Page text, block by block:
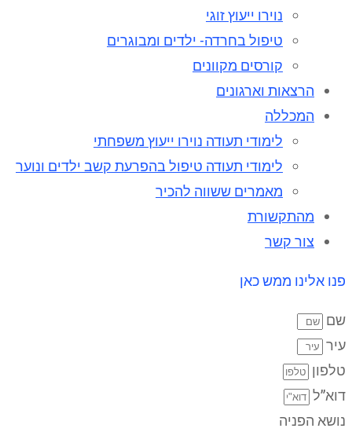
נוירו ייעוץ זוגי
טיפול בחרדה- ילדים ומבוגרים
קורסים מקוונים
הרצאות וארגונים
המכללה
לימודי תעודה נוירו ייעוץ משפחתי
לימודי תעודה טיפול בהפרעת קשב ילדים ונוער
מאמרים ששווה להכיר
מהתקשורת
צור קשר
פנו אלינו ממש כאן
שם
עיר
טלפון
דוא”ל
נושא הפניה